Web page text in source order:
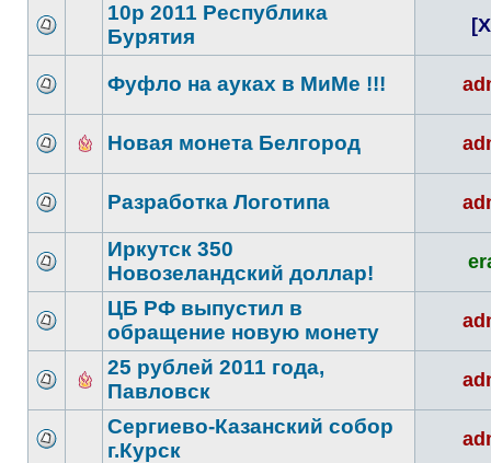
10р 2011 Республика
Бурятия
Фуфло на ауках в МиМе !!!
Новая монета Белгород
Разработка Логотипа
Иркутск 350
Новозеландский доллар!
ЦБ РФ выпустил в
обращение новую монету
25 рублей 2011 года,
Павловск
Сергиево-Казанский собор
г.Курск